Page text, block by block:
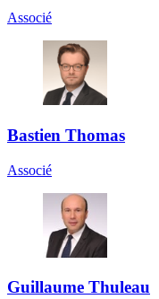
Associé
Bastien Thomas
Associé
Guillaume Thuleau